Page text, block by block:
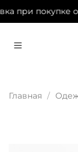
при покупке
Главная